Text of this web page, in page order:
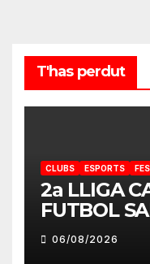
T'has perdut
CLUBS ESPORTS
2a LLIGA
FUTBOL
2026-2027
06/08/2026